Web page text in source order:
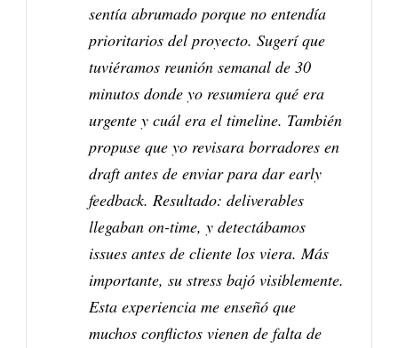
sentía abrumado porque no entendía
prioritarios del proyecto. Sugerí que
tuviéramos reunión semanal de 30
minutos donde yo resumiera qué era
urgente y cuál era el timeline. También
propuse que yo revisara borradores en
draft antes de enviar para dar early
feedback. Resultado: deliverables
llegaban on-time, y detectábamos
issues antes de cliente los viera. Más
importante, su stress bajó visiblemente.
Esta experiencia me enseñó que
muchos conflictos vienen de falta de